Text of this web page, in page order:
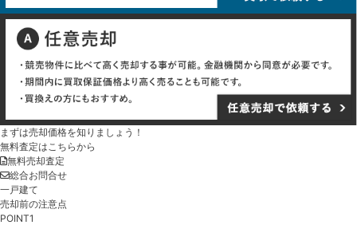
まずは売却価格を知りましょう！
無料査定はこちらから
無料売却査定
総合お問合せ
一戸建て
売却前の注意点
POINT1